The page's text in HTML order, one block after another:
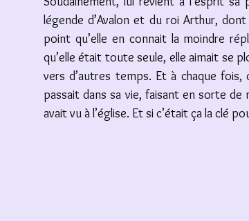
légende d’Avalon et du roi Arthur,
point qu’elle en connait la moindre
qu’elle était toute seule, elle aimait se
vers d’autres temps. Et à chaque
passait dans sa vie, faisant en sorte
avait vu à l’église. Et si c’était ça la clé